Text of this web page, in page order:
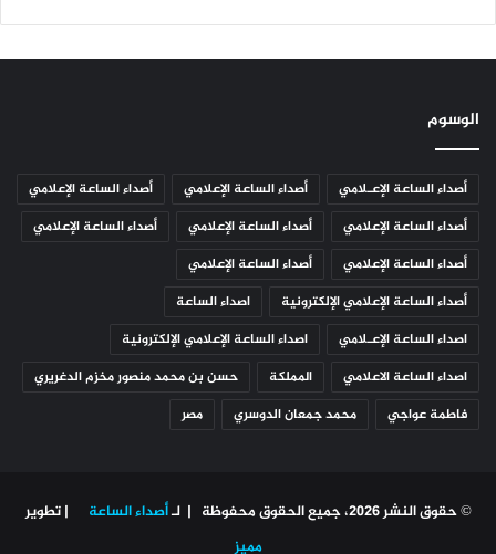
الوسوم
أصداء الساعة الإعـلامي أصداء الساعة الإعلامي
أصداء الساعة الإعلامي
أصداء الساعة الإعلامي
أصداء الساعة الإعلامي
أصداء الساعة الإعلامي
أصداء الساعة الإعلامي
أصداء الساعة الإعلامي
أصداء الساعة الإعلامي الإلكترونية
اصداء الساعة
اصداء الساعة الإعـلامي
اصداء الساعة الإعلامي الإلكترونية
اصداء الساعة الاعلامي
المملكة
حسن بن محمد منصور مخزم الدغريري
فاطمة عواجي
محمد جمعان الدوسري مصر
© حقوق النشر 2026، جميع الحقوق محفوظة | لـ أصداء الساعة
| تطوير
مميز